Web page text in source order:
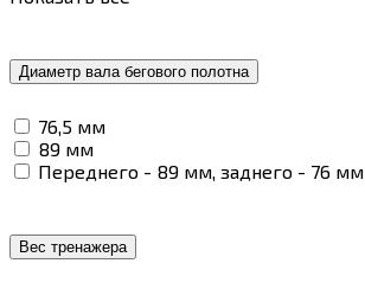
Диаметр вала бегового полотна
76,5 мм
89 мм
Переднего - 89 мм, заднего - 76 мм
Вес тренажера